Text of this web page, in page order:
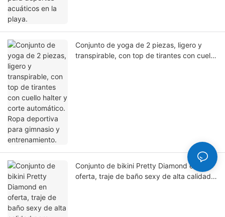
Conjunto de yoga de 2 piezas, ligero y
transpirable, con top de tirantes con cuello
Conjunto de bikini Pretty Diamond en
oferta, traje de baño sexy de alta calidad